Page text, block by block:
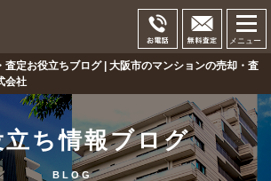
メニュー
査定お役立ちブログ | 大阪市のマンションの売却・査
会社
立ち情報ブログ
BLOG